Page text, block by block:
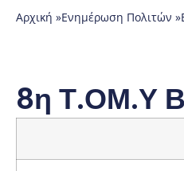
Αρχική »Ενημέρωση Πολιτών »
8η Τ.ΟΜ.Υ